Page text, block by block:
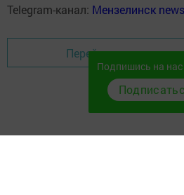
Telegram-канал: Мензелинск
Перейти на страницу
Подпишись на нас